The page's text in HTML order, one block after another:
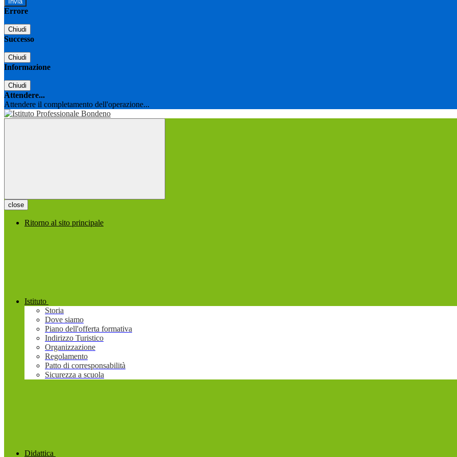
Errore
Chiudi
Successo
Chiudi
Informazione
Chiudi
Attendere...
Attendere il completamento dell'operazione...
close
Ritorno al sito principale
Istituto
Storia
Dove siamo
Piano dell'offerta formativa
Indirizzo Turistico
Organizzazione
Regolamento
Patto di corresponsabilità
Sicurezza a scuola
Didattica